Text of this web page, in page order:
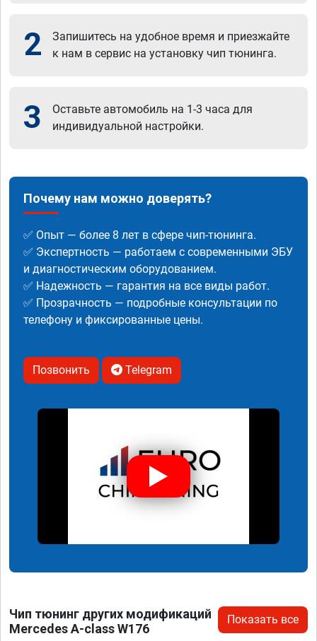
2
Запишитесь на удобное время и приезжайте
к нам в сервис на установку чип тюнинга.
3
Оставьте автомобиль на 1-3 часа для
индивидуальной настройки.
Почему нам можно доверять?
✅ Опыт — более 8 лет в сфере чип-тюнинга.
✅ Экспертность — работаем с современными ЭБУ
и диагностическим оборудованием.
✅ Надежность — гарантия на все виды работ.
✅ Прозрачность — подробные консультации по
телефону и фиксированные цены.
Позвонить Telegram
Чип тюнинг других модификаций
Mercedes A-class W176
Показать все